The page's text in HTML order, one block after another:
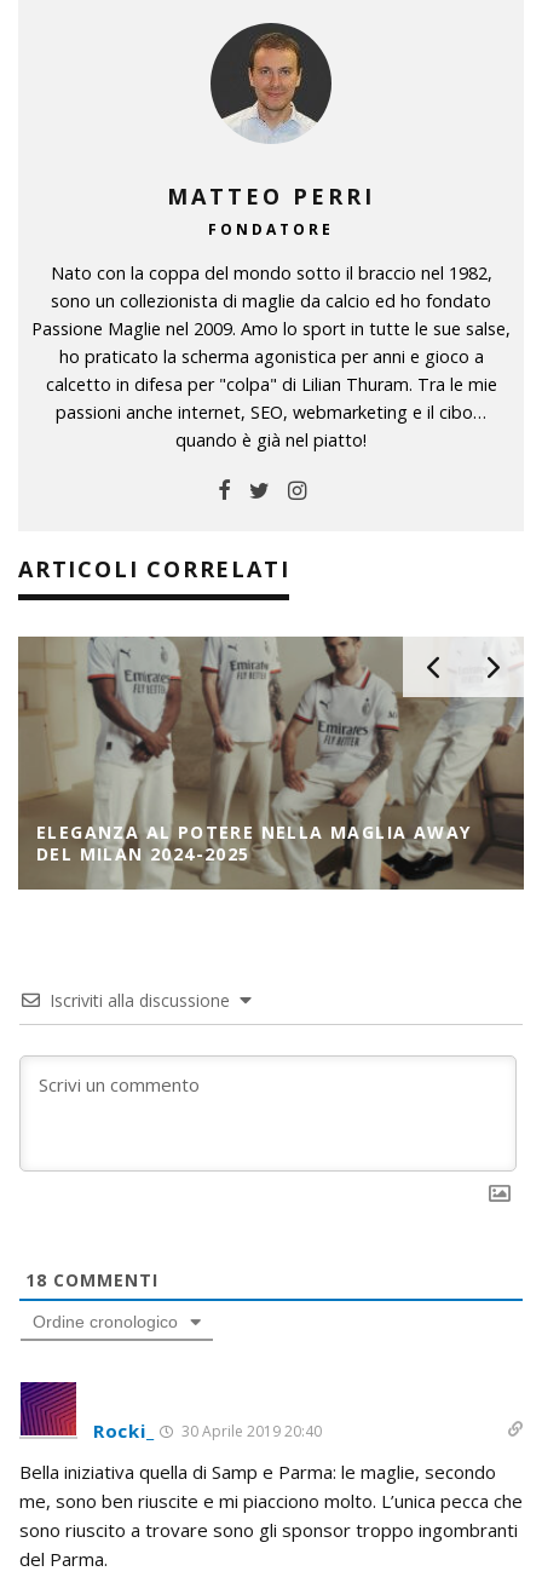
MATTEO PERRI
FONDATORE
Nato con la coppa del mondo sotto il braccio nel 1982,
sono un collezionista di maglie da calcio ed ho fondato
Passione Maglie nel 2009. Amo lo sport in tutte le sue salse,
ho praticato la scherma agonistica per anni e gioco a
calcetto in difesa per "colpa" di Lilian Thuram. Tra le mie
passioni anche internet, SEO, webmarketing e il cibo…
quando è già nel piatto!
ARTICOLI CORRELATI
ELEGANZA AL POTERE NELLA MAGLIA AWAY
DEL MILAN 2024-2025
Iscriviti alla discussione
18 COMMENTI
Ordine cronologico
Rocki_ 30 Aprile 2019 20:40
Bella iniziativa quella di Samp e Parma: le maglie, secondo
me, sono ben riuscite e mi piacciono molto. L’unica pecca che
sono riuscito a trovare sono gli sponsor troppo ingombranti
del Parma.